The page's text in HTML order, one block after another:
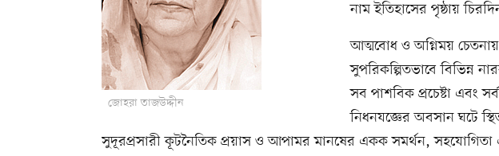
জোহরা তাজউদ্দীন
নাম ইতিহাসের পৃষ্ঠায়
আত্মবোধ ও অগ্নিময় চেতনায়
সুপরিকল্পিতভাবে বিভিন্ন
সব পাশবিক প্রচেষ্টা এবং
নিধনযজ্ঞের অবসান ঘটে
সুদূরপ্রসারী কূটনৈতিক প্রয়াস ও আপামর মানষের একক সমর্থন, সহযোগিতা